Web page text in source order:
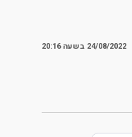
24/08/2022 בשעה 20:16